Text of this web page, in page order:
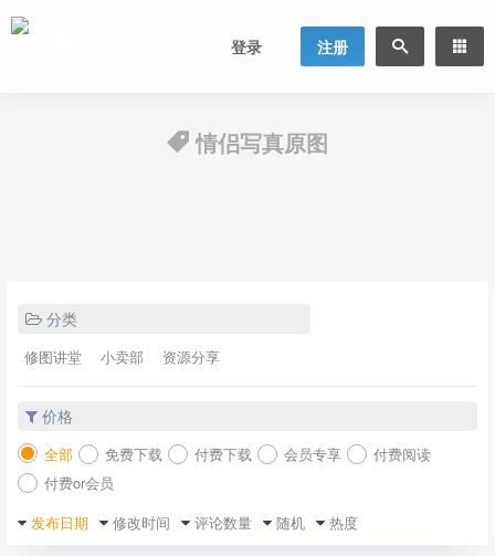
登录 注册
情侣写真原图
分类
修图讲堂 小卖部 资源分享
价格
全部 免费下载 付费下载 会员专享
付费阅读
付费or会员
发布日期
修改时间 评论数量 随机 热度